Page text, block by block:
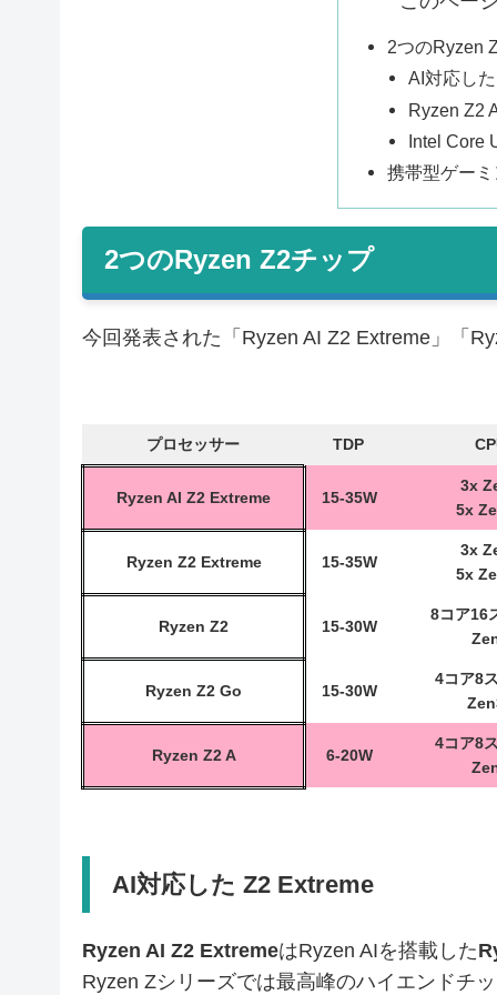
2つのRyzen
AI対応し
Ryzen Z2
Intel Core
携帯型ゲー
2つのRyzen Z2チップ
今回発表された「Ryzen AI Z2 Extreme」「
プロセッサー TDP
Ryzen AI Z2 Extreme 15-35W
3x
5x
Ryzen Z2 Extreme 15-35W
3x
5x
Ryzen Z2 15-30W
8コア16
Ryzen Z2 Go 15-30W
4コア8
Ryzen Z2 A 6-20W
4コア8
AI対応した Z2 Extreme
Ryzen AI Z2 ExtremeはRyzen AIを搭載した
Ryzen Zシリーズでは最高峰のハイエンドチ